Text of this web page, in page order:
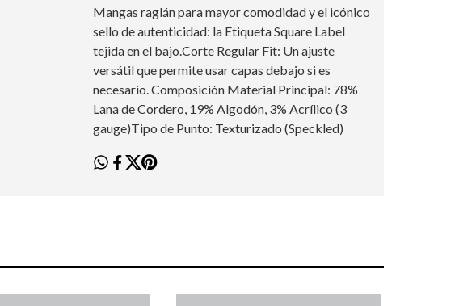
Mangas raglán para mayor comodidad y el icónico
sello de autenticidad: la Etiqueta Square Label
tejida en el bajo.Corte Regular Fit: Un ajuste
versátil que permite usar capas debajo si es
necesario. Composición Material Principal: 78%
Lana de Cordero, 19% Algodón, 3% Acrílico (3
gauge)Tipo de Punto: Texturizado (Speckled)